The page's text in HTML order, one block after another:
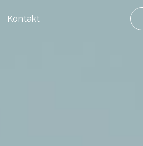
Kontakt